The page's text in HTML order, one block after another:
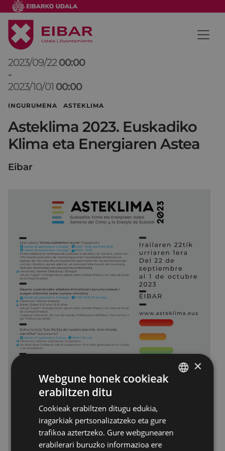
2023/09/22 00:00
-
2023/10/01 00:00
INGURUMENA ASTEKLIMA
Asteklima 2023. Euskadiko
Klima eta Energiaren Astea
Eibar
×
Webgune honek cookieak
erabiltzen ditu
Cookieak erabiltzen ditugu edukia,
iragarkiak pertsonalizatzeko eta gure
trafikoa aztertzeko. Gure webgunearen
erabilerari buruzko informazioa ere